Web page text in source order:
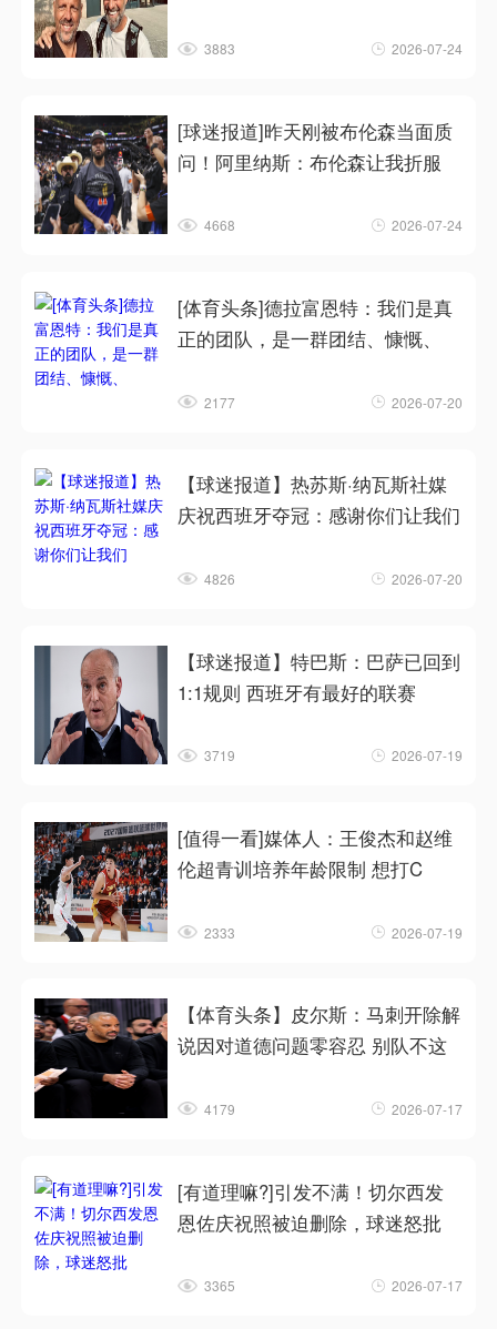
3883 2026-07-24
[球迷报道]昨天刚被布伦森当面质
问！阿里纳斯：布伦森让我折服
4668 2026-07-24
[体育头条]德拉富恩特：我们是真
正的团队，是一群团结、慷慨、
2177 2026-07-20
【球迷报道】热苏斯·纳瓦斯社媒
庆祝西班牙夺冠：感谢你们让我们
4826 2026-07-20
【球迷报道】特巴斯：巴萨已回到
1:1规则 西班牙有最好的联赛
3719 2026-07-19
[值得一看]媒体人：王俊杰和赵维
伦超青训培养年龄限制 想打C
2333 2026-07-19
【体育头条】皮尔斯：马刺开除解
说因对道德问题零容忍 别队不这
4179 2026-07-17
[有道理嘛?]引发不满！切尔西发
恩佐庆祝照被迫删除，球迷怒批
3365 2026-07-17